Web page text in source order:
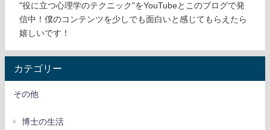
"役に立つ心理学のテクニック"をYouTubeとこのブログで発
信中！僕のコンテンツを少しでも面白いと感じてもらえたら
嬉しいです！
カテゴリー
その他
博士の生活